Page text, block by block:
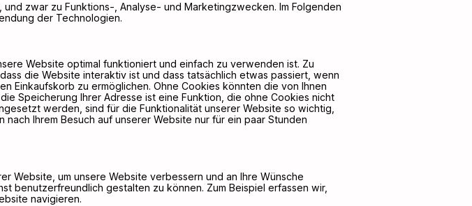
zwar zu Funktions-, Analyse- und Marketingzwecken. Im Folgenden
der Technologien.
Website optimal funktioniert und einfach zu verwenden ist. Zu
die Website interaktiv ist und dass tatsächlich etwas passiert, wenn
Einkaufskorb zu ermöglichen. Ohne Cookies könnten die von Ihnen
Speicherung Ihrer Adresse ist eine Funktion, die ohne Cookies nicht
werden, sind für die Funktionalität unserer Website so wichtig,
Ihrem Besuch auf unserer Website nur für ein paar Stunden
Website, um unsere Website verbessern und an Ihre Wünsche
benutzerfreundlich gestalten zu können. Zum Beispiel erfassen wir,
navigieren.